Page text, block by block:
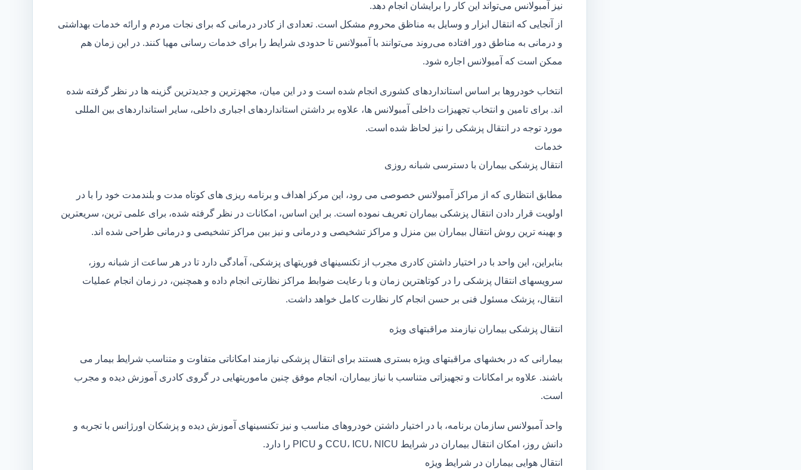
نیز آمبولانس می‌تواند این کار را برایشان انجام دهد.
از آنجایی که انتقال ابزار و وسایل به مناظق محروم مشکل است. تعدادی از کادر درمانی که برای نجات مردم و ارائه خدمات بهداشتی
و درمانی به مناطق دور افتاده می‌روند می‌توانند با آمبولانس تا حدودی شرایط را برای خدمات رسانی مهیا کنند. در این زمان هم
ممکن است که آمبولانس اجاره شود.
انتخاب خودروها بر اساس استانداردهای کشوری انجام شده است و در این میان، مجهزترین و جدیدترین گزینه ها در نظر گرفته شده
اند. برای تامین و انتخاب تجهیزات داخلی آمبولانس ها، علاوه بر داشتن استانداردهای اجباری داخلی، سایر استانداردهای بین المللی
مورد توجه در انتقال پزشکی را نیز لحاظ شده است.
خدمات
انتقال پزشکی بیماران با دسترسی شبانه روزی
مطابق انتظاری که از مراکز آمبولانس خصوصی می رود، این مرکز اهداف و برنامه ریزی های کوتاه مدت و بلندمدت خود را با در
اولویت قرار دادن انتقال پزشکی بیماران تعریف نموده است. بر این اساس، امکانات در نظر گرفته شده، برای علمی ترین، سریعترین
و بهینه ترین روش انتقال بیماران بین منزل و مراکز تشخیصی و درمانی و نیز بین مراکز تشخیصی و درمانی طراحی شده اند.
بنابراین، این واحد با در اختیار داشتن کادری مجرب از تکنسینهای فوریتهای پزشکی، آمادگی دارد تا در هر ساعت از شبانه روز،
سرویسهای انتقال پزشکی را در کوتاهترین زمان و با رعایت ضوابط مراکز نظارتی انجام داده و همچنین، در زمان انجام عملیات
انتقال، پزشک مسئول فنی بر حسن انجام کار نظارت کامل خواهد داشت.
انتقال پزشکی بیماران نیازمند مراقبتهای ویژه
بیمارانی که در بخشهای مراقبتهای ویژه بستری هستند برای انتقال پزشکی نیازمند امکاناتی متفاوت و متناسب شرایط بیمار می
باشند. علاوه بر امکانات و تجهیزاتی متناسب با نیاز بیماران، انجام موفق چنین ماموریتهایی در گروی کادری آموزش دیده و مجرب
است.
واحد آمبولانس سازمان برنامه، با در اختیار داشتن خودروهای مناسب و نیز تکنسینهای آموزش دیده و پزشکان اورژانس با تجربه و
دانش روز، امکان انتقال بیماران در شرایط CCU، ICU، NICU و PICU را دارد.
انتقال هوایی بیماران در شرایط ویژه